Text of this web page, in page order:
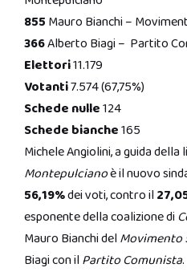
855 Mauro Bianchi –
366Alberto Biagi – Partito
Elettori11.179
Votanti7.574 (67,75%)
Schede nulle124
Schede bianche165
Michele Angiolini, a guida della
Montepulcianoè il nuovo
56,19%dei voti, contro il
esponente della coalizione di
Mauro Bianchi del Movimento
Biagi con il Partito Comunista.